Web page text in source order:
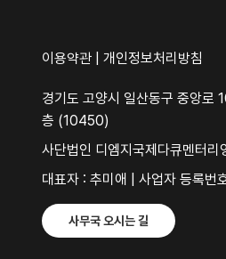
이용약관 개인정보처리방침
경기도 고양시 일산동구 중앙로
층 (10450)
사단법인 디엠지국제다큐멘터리
대표자 : 추미애 | 사업자 등록
사무국 오시는 길